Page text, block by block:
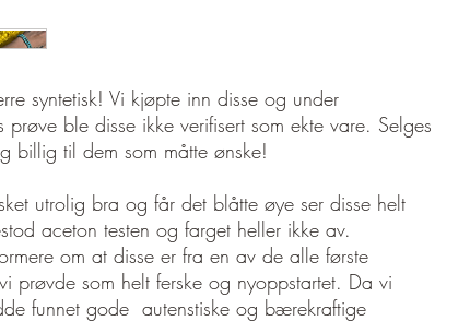
syntetisk! Vi kjøpte inn disse og under
prøve ble disse ikke verifisert som ekte vare. Selges
billig til dem som måtte ønske!
utrolig bra og får det blåtte øye ser disse helt
aceton testen og farget heller ikke av.
om at disse er fra en av de alle første
prøvde som helt ferske og nyoppstartet. Da vi
funnet gode autenstiske og bærekraftige